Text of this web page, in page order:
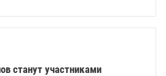
станут участниками